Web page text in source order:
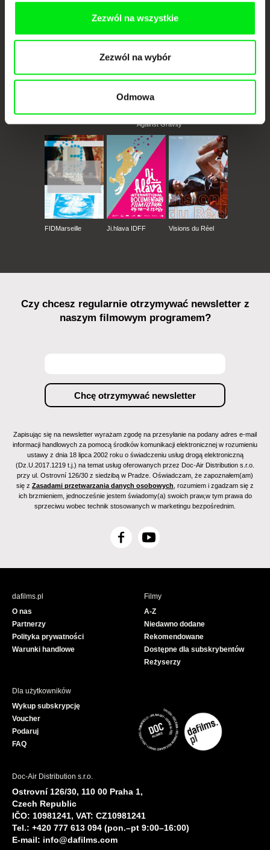
Zezwól na wszystkie
Zezwól na wybór
Odmowa
CPH:DOX Doclisboa
Millennium Docs
Against Gravity
DOK Leipzig
FIDMarseille Ji.hlava IDFF Visions du Réel
Czy chcesz regularnie otrzymywać newsletter z
naszym filmowym programem?
Zapisując się na newsletter wyrażam zgodę na przesyłanie na podany adres e-mail
informacji handlowych za pomocą środków komunikacji elektronicznej w rozumieniu
ustawy z dnia 18 lipca 2002 roku o świadczeniu usług drogą elektroniczną
(Dz.U.2017.1219 t.j.) na temat usług oferowanych przez Doc-Air Distribution s.r.o.
przy ul. Ostrovní 126/30 z siedzibą w Pradze. Oświadczam, że zapoznałem(am)
się z Zasadami przetwarzania danych osobowych , rozumiem i zgadzam się z
ich brzmieniem, jednocześnie jestem świadomy(a) swoich praw,w tym prawa do
sprzeciwu wobec technik stosowanych w marketingu bezpośrednim.
F
c
Y
u
e
dafilms.pl
O nas
Partnerzy
Polityka prywatności
Warunki handlowe
Filmy
A-Z
Niedawno dodane
Rekomendowane
Dostępne dla subskrybentów
Reżyserzy
Dla użytkowników
Wykup subskrypcję
Voucher
Podaruj
FAQ
Doc-Air Distribution s.r.o.
Ostrovní 126/30, 110 00 Praha 1,
Czech Republic
IČO: 10981241, VAT: CZ10981241
Tel.: +420 777 613 094 (pon.–pt 9:00–16:00)
E-mail: info@dafilms.com